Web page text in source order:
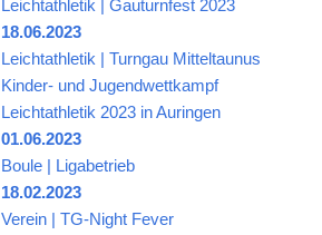
Leichtathletik | Gauturnfest 2023
18.06.2023
Leichtathletik | Turngau Mitteltaunus
Kinder- und Jugendwettkampf
Leichtathletik 2023 in Auringen
01.06.2023
Boule | Ligabetrieb
18.02.2023
Verein | TG-Night Fever